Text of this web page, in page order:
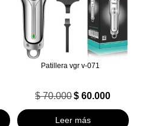
Patillera vgr v-071
$70.000 El
precio
$ 60.000El
precio
Leer más